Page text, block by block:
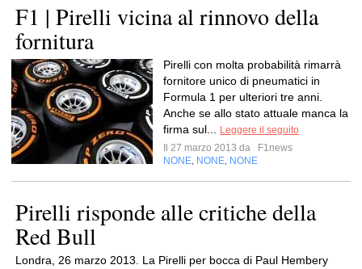
F1 | Pirelli vicina al rinnovo della
fornitura
Pirelli con molta probabilità rimarrà
fornitore unico di pneumatici in
Formula 1 per ulteriori tre anni.
Anche se allo stato attuale manca la
firma sul...
Leggere il seguito
Il 27 marzo 2013 da
F1news
NONE NONE NONE
Pirelli risponde alle critiche della
Red Bull
Londra, 26 marzo 2013. La Pirelli per bocca di Paul Hembery